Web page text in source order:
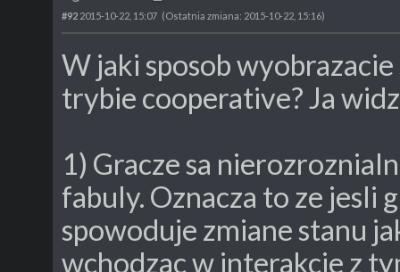
#92 2015-10-22, 15:07 (Ostatnia zmiana: 2015-10-22, 15:16)
W jaki sposob
trybie cooperative? Ja
1) Gracze sa
fabuly. Oznacza to ze jesli
spowoduje zmiane stanu
wchodzac w interakcje z